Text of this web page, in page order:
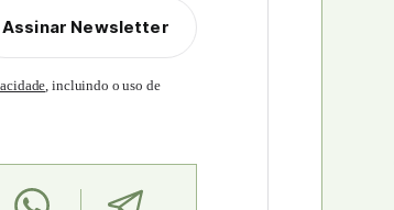
Assinar Newsletter
, incluindo o uso de